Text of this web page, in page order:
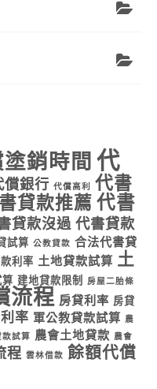
銷時間 代
償銀行 代償高利
代書
貸款推薦 代書
貸款沒過 代書貸款
試算 公教貸款 合法代書貸
利率 土地貸款試算 土
建地貸款限制 房屋二胎條
流程 房貸利率 房貸
率 軍公教貸款試算
農
款試算 農會土地貸款 農會
程 雲林借款 餘額代償